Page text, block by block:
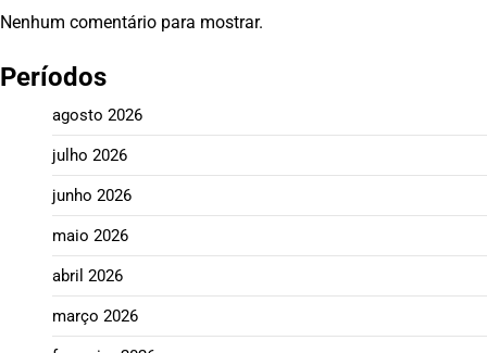
Nenhum comentário para mostrar.
Períodos
agosto 2026
julho 2026
junho 2026
maio 2026
abril 2026
março 2026